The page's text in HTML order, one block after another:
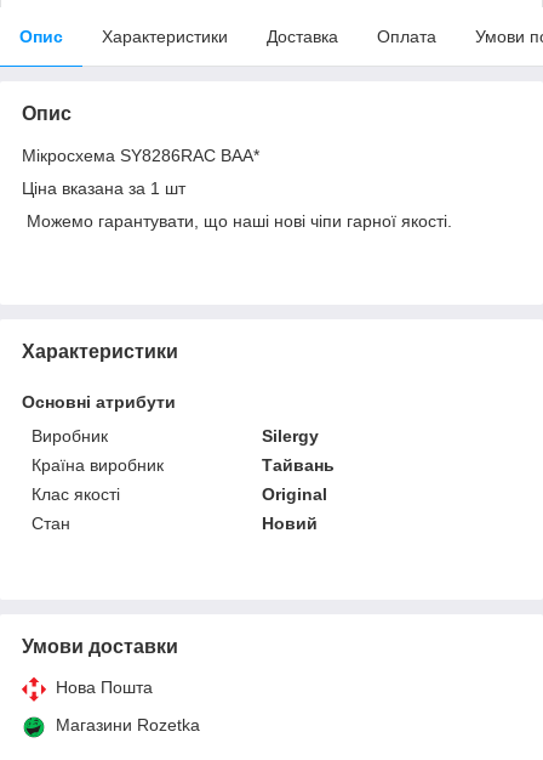
Опис Характеристики Доставка Оплата Умови
Опис
Мікросхема SY8286RAC BAA*
Ціна вказана за 1 шт
Можемо гарантувати, що наші нові чіпи гарної якості.
Характеристики
Основні атрибути
Виробник
Silergy
Країна виробник
Тайвань
Клас якості
Original
Стан
Новий
Умови доставки
Нова Пошта
Магазини Rozetka